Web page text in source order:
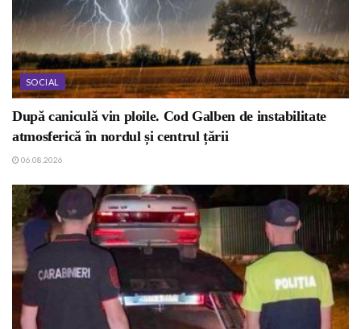
SOCIAL
După caniculă vin ploile. Cod Galben de instabilitate
atmosferică în nordul și centrul țării
06.08.2026